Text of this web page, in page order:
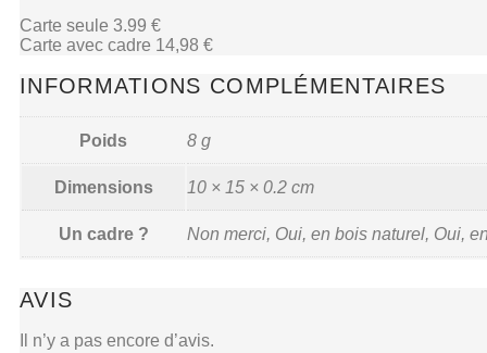
Carte seule 3.99 €
Carte avec cadre 14,98 €
INFORMATIONS COMPLÉMENTAIRES
Poids 8 g
Dimensions 10 × 15 × 0.2 cm
Un cadre ? Non merci, Oui, en bois naturel, Oui,
AVIS
Il n’y a pas encore d’avis.